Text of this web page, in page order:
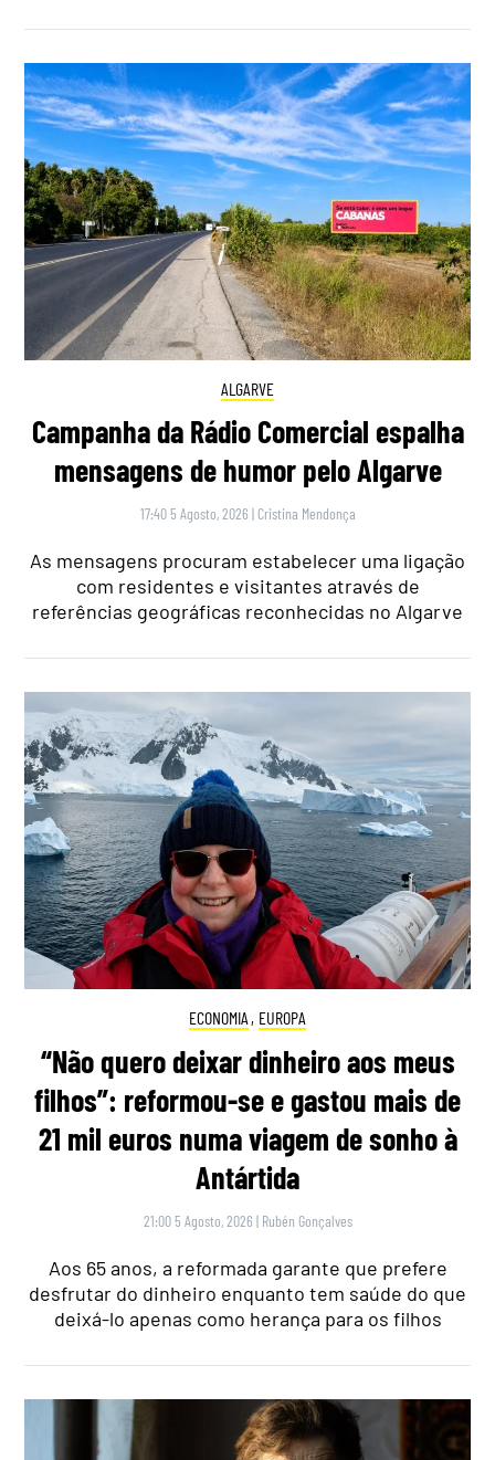
ALGARVE
Campanha da Rádio Comercial espalha
mensagens de humor pelo Algarve
17:40 5 Agosto, 2026 | Cristina Mendonça
As mensagens procuram estabelecer uma ligação
com residentes e visitantes através de
referências geográficas reconhecidas no Algarve
ECONOMIA , EUROPA
“Não quero deixar dinheiro aos meus
filhos”: reformou-se e gastou mais de
21 mil euros numa viagem de sonho à
Antártida
21:00 5 Agosto, 2026 | Rubén Gonçalves
Aos 65 anos, a reformada garante que prefere
desfrutar do dinheiro enquanto tem saúde do que
deixá-lo apenas como herança para os filhos